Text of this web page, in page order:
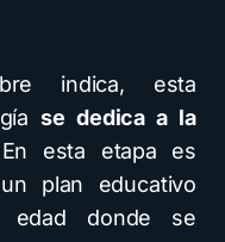
indica, esta
se dedica a la
esta etapa es
plan educativo
donde se